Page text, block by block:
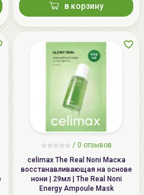
в корзину
/ 0 отзывов
celimax The Real Noni Маска
восстанавливающая на основе
нони | 29мл | The Real Noni
Energy Ampoule Mask